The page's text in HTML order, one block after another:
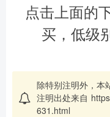
点击上面的
买，低级
除特别注明外，本
注明出处来自
631.html